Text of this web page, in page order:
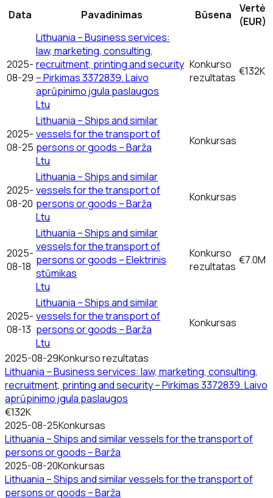
Data Pavadinimas Būsena
Vertė
(EUR)
2025-
08-29
Lithuania – Business services:
law, marketing, consulting,
recruitment, printing and security
– Pirkimas 3372839. Laivo
aprūpinimo įgula paslaugos
Ltu
Konkurso
rezultatas €132K
2025-
08-25
Lithuania – Ships and similar
vessels for the transport of
persons or goods – Barža
Ltu
Konkursas
2025-
08-20
Lithuania – Ships and similar
vessels for the transport of
persons or goods – Barža
Ltu
Konkursas
2025-
08-18
Lithuania – Ships and similar
vessels for the transport of
persons or goods – Elektrinis
stūmikas
Ltu
Konkurso
rezultatas €7.0M
2025-
08-13
Lithuania – Ships and similar
vessels for the transport of
persons or goods – Barža
Ltu
Konkursas
2025-08-29Konkurso rezultatas
Lithuania – Business services: law, marketing, consulting,
recruitment, printing and security – Pirkimas 3372839. Laivo
aprūpinimo įgula paslaugos
€132K
2025-08-25Konkursas
Lithuania – Ships and similar vessels for the transport of
persons or goods – Barža
2025-08-20Konkursas
Lithuania – Ships and similar vessels for the transport of
persons or goods – Barža